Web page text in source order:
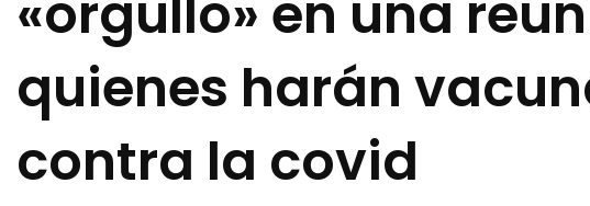
«orgullo» en una
quienes harán
contra la covid